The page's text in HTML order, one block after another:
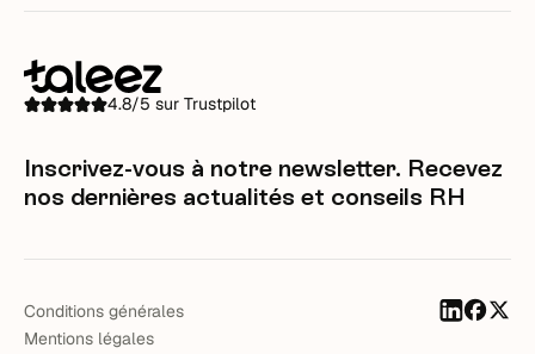
4.8/5 sur Trustpilot
Inscrivez-vous à notre newsletter. Recevez
nos dernières actualités et conseils RH
Conditions générales
Mentions légales